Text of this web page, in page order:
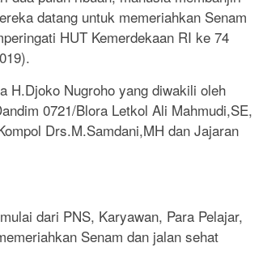
datang untuk memeriahkan Senam
HUT Kemerdekaan RI ke 74
H.Djoko Nugroho yang diwakili oleh
0721/Blora Letkol Ali Mahmudi,SE,
Drs.M.Samdani,MH dan Jajaran
dari PNS, Karyawan, Para Pelajar,
Senam dan jalan sehat